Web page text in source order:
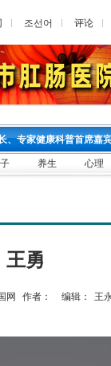
조선어 评论
、专家健康科普首席嘉
养生 心理
王勇
网 作者： 编辑： 王